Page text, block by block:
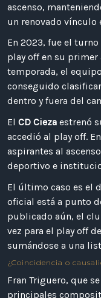
ascenso,
un renovado vínculo
En 2023, fue el turno
play off en su primer
temporada, el
conseguido
dentro y fuera del
El CD Cieza estrenó
accedió al play off.
aspirantes al
deportivo e
El último caso es el
oficial está a punto
publicado aún, el
vez para el play off
sumándose a una
¿Coincidencia o
Fran Triguero, que
principales